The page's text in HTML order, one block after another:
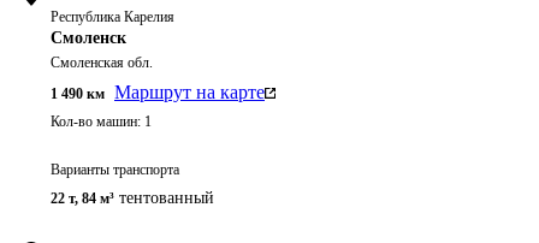
Республика Карелия
Смоленск
Смоленская обл.
1 490 км Маршрут на карте
Кол-во машин: 1
Варианты транспорта
22 т, 84 м³ тентованный